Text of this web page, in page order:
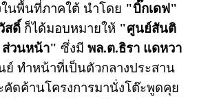
นพื้นที่ภาคใต้ นำโดย "บิ๊กเดฟ"
สดิ์ ก็ได้มอบหมายให้ "ศูนย์สันติ
ส่วนหน้า" ซึ่งมี พล.ต.ธิรา แดหวา
ย์ ทำหน้าที่เป็นตัวกลางประสาน
ดค้านโครงการมานั่งโต๊ะพูดคุย